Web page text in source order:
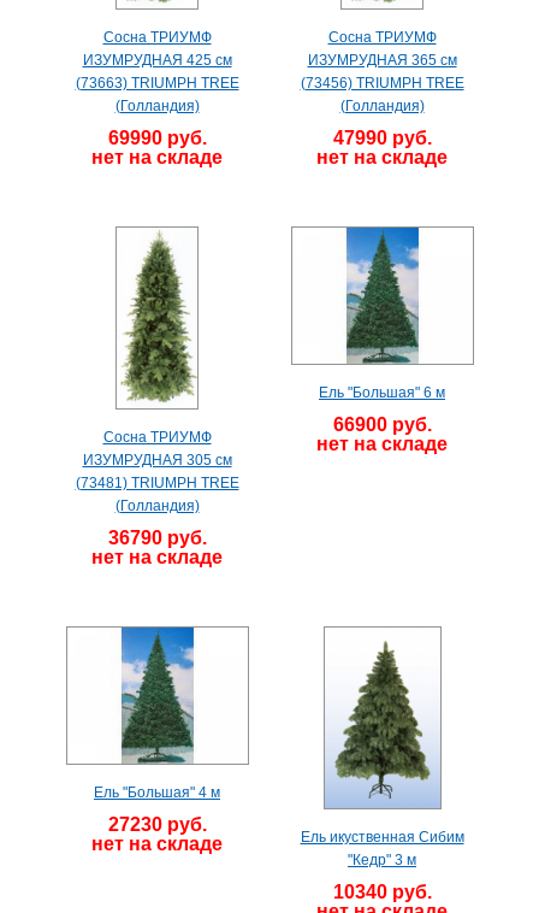
Сосна ТРИУМФ
ИЗУМРУДНАЯ 425 см
(73663) TRIUMPH TREE
(Голландия)
69990 руб.
нет на складе
Сосна ТРИУМФ
ИЗУМРУДНАЯ 365 см
(73456) TRIUMPH TREE
(Голландия)
47990 руб.
нет на складе
Сосна ТРИУМФ
ИЗУМРУДНАЯ 305 см
(73481) TRIUMPH TREE
(Голландия)
36790 руб.
нет на складе
Ель "Большая" 6 м
66900 руб.
нет на складе
Ель "Большая" 4 м
27230 руб.
нет на складе
Ель икуственная Сибим
"Кедр" 3 м
10340 руб.